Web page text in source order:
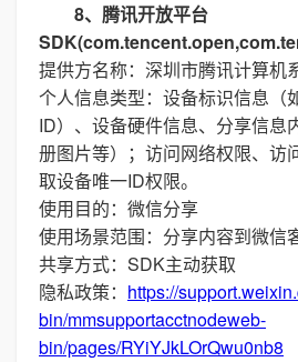
8、腾讯开放平台
提供方名称：深圳市腾讯计算机
个人信息类型：设备标识信息（
ID）、设备硬件信息、分享信息
册图片等）；访问网络权限、访
取设备唯一ID权限。
使用目的：微信分享
使用场景范围：分享内容到微信
共享方式：SDK主动获取
隐私政策： https://
bin/mmsupportacctnodeweb-
bin/pages/RYiYJkLOrQwu0nb8